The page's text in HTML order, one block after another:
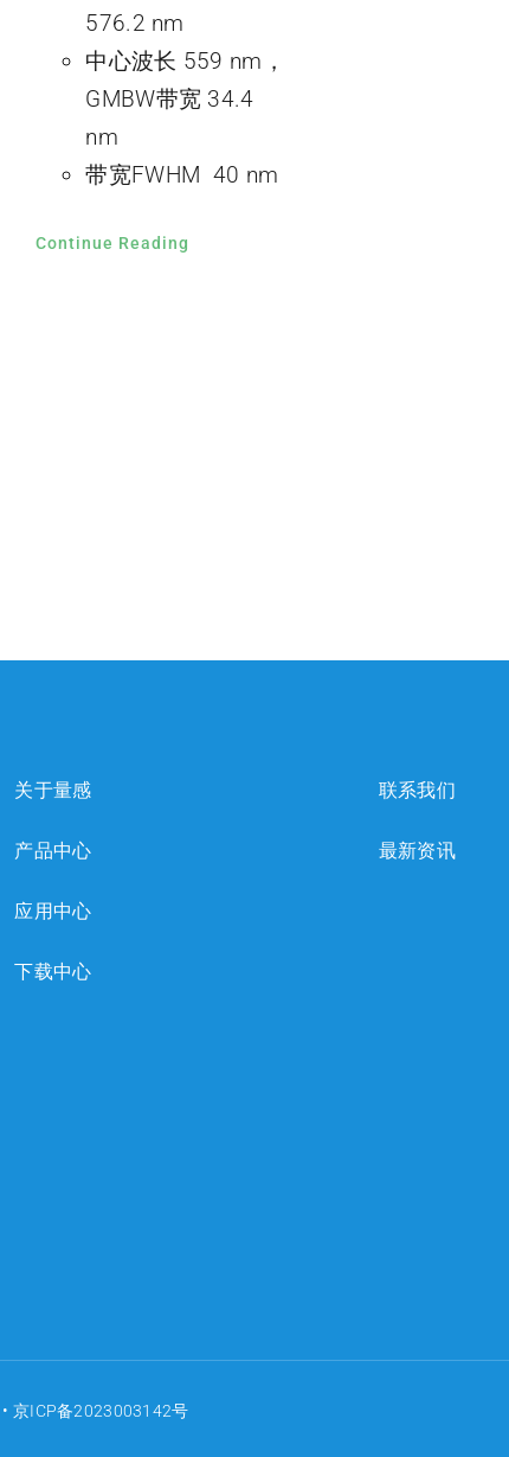
576.2 nm
中心波长 559 nm，
GMBW带宽 34.4
nm
带宽FWHM 40 nm
Continue Reading
关于量感
产品中心
应用中心
下载中心
联系我们
最新资讯
京ICP备2023003142号